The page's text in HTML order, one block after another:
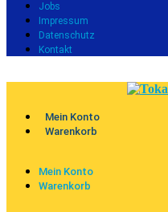
Jobs
Impressum
Datenschutz
Kontakt
Mein Konto
Warenkorb
Mein Konto
Warenkorb